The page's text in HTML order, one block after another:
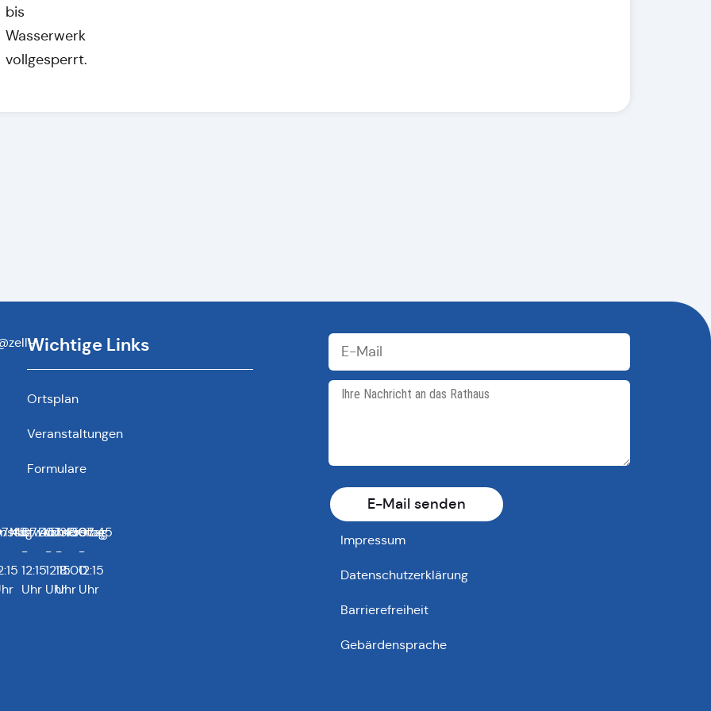
bis
Wasserwerk
vollgesperrt.
Wichtige Links
Ortsplan
Veranstaltungen
Formulare
E-Mail senden
Mittwoch
07:45
-
12:15
Uhr
Donnerstag
07:45
-
12:15
Uhr
13:00
-
18:00
Uhr
Freitag
07:45
-
12:15
Uhr
Impressum
Datenschutzerklärung
Barrierefreiheit
Gebärdensprache